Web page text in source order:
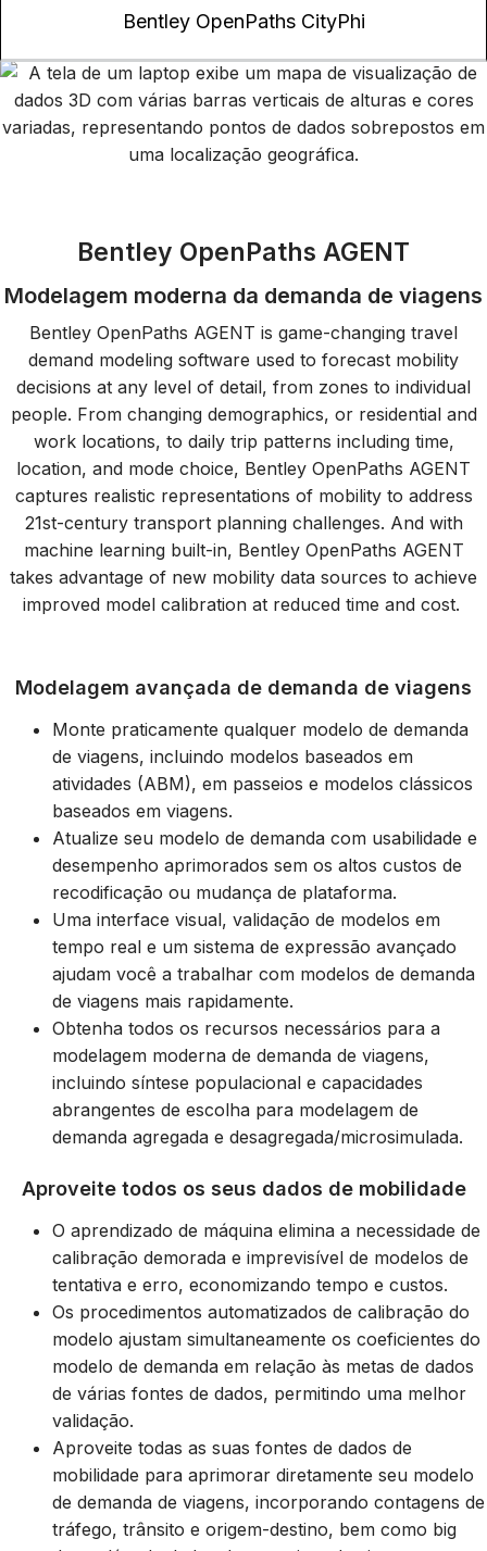
Bentley OpenPaths CityPhi
Bentley OpenPaths AGENT
Modelagem moderna da demanda de viagens
Bentley OpenPaths AGENT is game-changing travel
demand modeling software used to forecast mobility
decisions at any level of detail, from zones to individual
people. From changing demographics, or residential and
work locations, to daily trip patterns including time,
location, and mode choice, Bentley OpenPaths AGENT
captures realistic representations of mobility to address
21st-century transport planning challenges. And with
machine learning built-in, Bentley OpenPaths AGENT
takes advantage of new mobility data sources to achieve
improved model calibration at reduced time and cost.
Modelagem avançada de demanda de viagens
Monte praticamente qualquer modelo de demanda
de viagens, incluindo modelos baseados em
atividades (ABM), em passeios e modelos clássicos
baseados em viagens.
Atualize seu modelo de demanda com usabilidade e
desempenho aprimorados sem os altos custos de
recodificação ou mudança de plataforma.
Uma interface visual, validação de modelos em
tempo real e um sistema de expressão avançado
ajudam você a trabalhar com modelos de demanda
de viagens mais rapidamente.
Obtenha todos os recursos necessários para a
modelagem moderna de demanda de viagens,
incluindo síntese populacional e capacidades
abrangentes de escolha para modelagem de
demanda agregada e desagregada/microsimulada.
Aproveite todos os seus dados de mobilidade
O aprendizado de máquina elimina a necessidade de
calibração demorada e imprevisível de modelos de
tentativa e erro, economizando tempo e custos.
Os procedimentos automatizados de calibração do
modelo ajustam simultaneamente os coeficientes do
modelo de demanda em relação às metas de dados
de várias fontes de dados, permitindo uma melhor
validação.
Aproveite todas as suas fontes de dados de
mobilidade para aprimorar diretamente seu modelo
de demanda de viagens, incorporando contagens de
tráfego, trânsito e origem-destino, bem como big